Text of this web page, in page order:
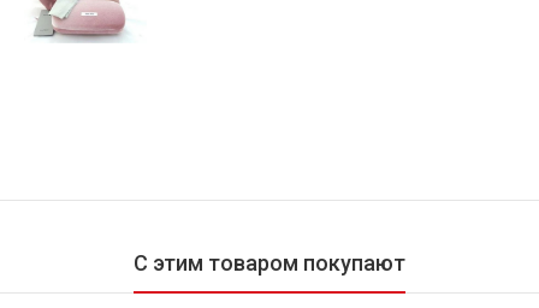
С этим товаром покупают